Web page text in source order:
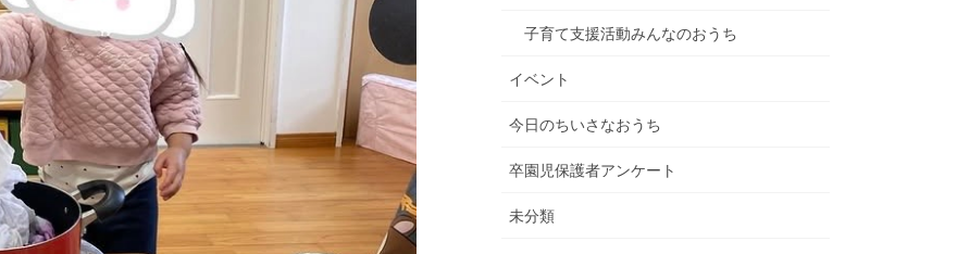
子育て支援活動みんなのおうち
イベント
今日のちいさなおうち
卒園児保護者アンケート
未分類